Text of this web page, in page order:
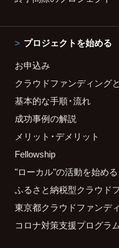
プロジェクトを始める
お申込み
クラウドファンディング
基本的な手順・流れ
成功事例の解説
メリット・デメリット
Fellowship
"ローカル"の活動を始める
ふるさと納税型クラウド
東京都クラウドファンデ
コロナ対策支援プログラ